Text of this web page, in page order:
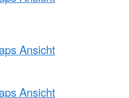
Ansicht
Ansicht